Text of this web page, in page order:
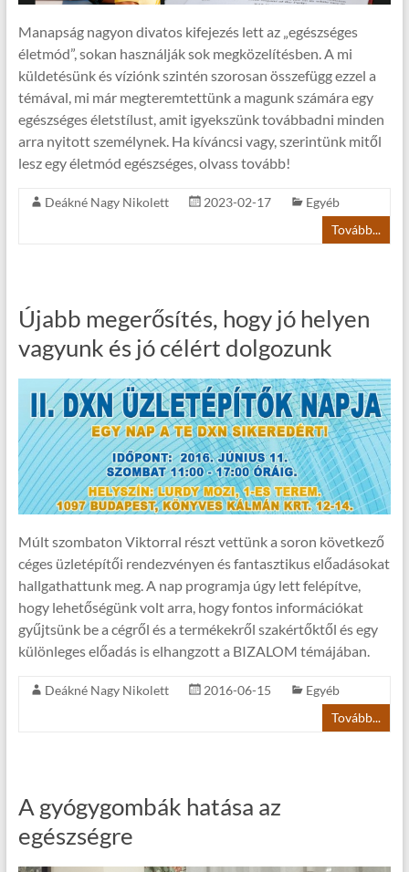
Manapság nagyon divatos kifejezés lett az „egészséges
életmód”, sokan használják sok megközelítésben. A mi
küldetésünk és víziónk szintén szorosan összefügg ezzel a
témával, mi már megteremtettünk a magunk számára egy
egészséges életstílust, amit igyekszünk továbbadni minden
arra nyitott személynek. Ha kíváncsi vagy, szerintünk mitől
lesz egy életmód egészséges, olvass tovább!
Deákné Nagy Nikolett 2023-02-17
Egyéb
Tovább...
Újabb megerősítés, hogy jó helyen
vagyunk és jó célért dolgozunk
Múlt szombaton Viktorral részt vettünk a soron következő
céges üzletépítői rendezvényen és fantasztikus előadásokat
hallgathattunk meg. A nap programja úgy lett felépítve,
hogy lehetőségünk volt arra, hogy fontos információkat
gyűjtsünk be a cégről és a termékekről szakértőktől és egy
különleges előadás is elhangzott a BIZALOM témájában.
Deákné Nagy Nikolett 2016-06-15
Egyéb
Tovább...
A gyógygombák hatása az
egészségre